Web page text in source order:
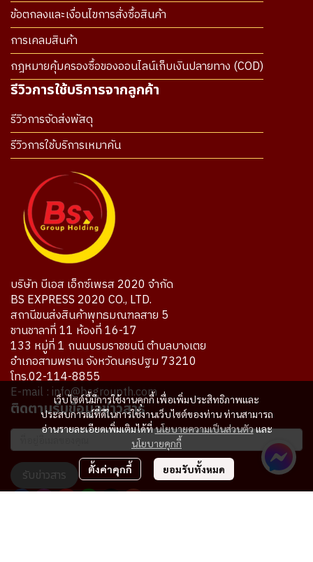
เว็บไซต์นี้มีการใช้งานคุกกี้ เพื่อเพิ่มประสิทธิภาพและ
ประสบการณ์ที่ดีในการใช้งานเว็บไซต์ของท่าน ท่านสามารถ
อ่านรายละเอียดเพิ่มเติมได้ที่นโยบายความเป็นส่วนตัวและ
นโยบายคุกกี้
ตั้งค่าคุกกี้ ยอมรับทั้งหมด
ข้อตกลงและเงื่อนไขการสั่งซื้อสินค้า
การเคลมสินค้า
กฎหมายคุ้มครองซื้อของออนไลน์เก็บเงินปลายทาง (COD)
รีวิวการใช้บริการจากลูกค้า
รีวิวการจัดส่งพัสดุ
รีวิวการใช้บริการเหมาคัน
บริษัท บีเอส เอ็กซ์เพรส 2020 จำกัด
BS EXPRESS 2020 CO., LTD.
สถานีขนส่งสินค้าพุทธมณฑลสาย 5
ชานชาลาที่ 11 ห้องที่ 16-17
133 หมู่ที่ 1 ถนนบรมราชชนนี ตำบลบางเตย
อำเภอสามพราน จังหวัดนครปฐม 73210
โทร.02-114-8855
E-mail : info@bsgroupth.com
ติดตามรับข้อมูลข่าวสาร
รับข่าวสาร